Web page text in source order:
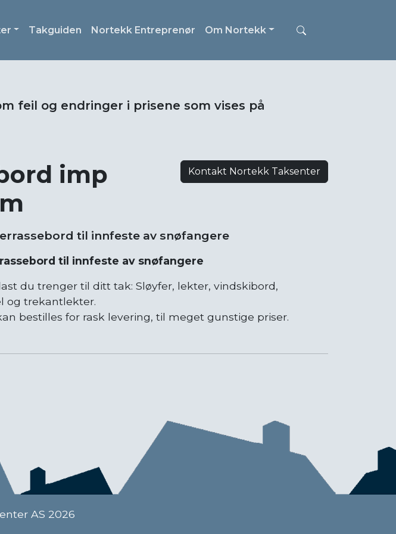
Takguiden Nortekk Entreprenør Om Nortekk
feil og endringer i prisene som vises på
Kontakt Nortekk Taksenter
imp
til innfeste av snøfangere
til innfeste av snøfangere
du trenger til ditt tak: Sløyfer, lekter, vindskibord,
og trekantlekter.
bestilles for rask levering, til meget gunstige priser.
AS 2026